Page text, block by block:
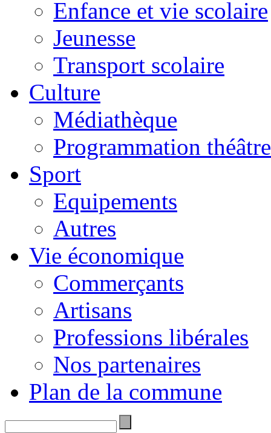
Enfance et vie scolaire
Jeunesse
Transport scolaire
Culture
Médiathèque
Programmation théâtre
Sport
Equipements
Autres
Vie économique
Commerçants
Artisans
Professions libérales
Nos partenaires
Plan de la commune